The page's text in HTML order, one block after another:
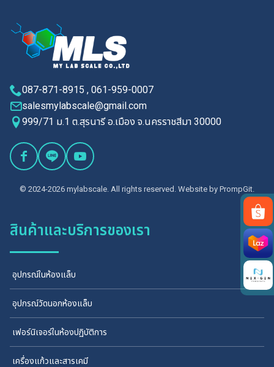
for:
087-871-8915 , 061-959-0007
salesmylabscale@gmail.com
999/71 ม.1 ต.สุรนารี อ.เมือง จ.นครราชสีมา 30000
© 2024-2026 mylabscale. All rights reserved. Website by PrompGit.
สินค้าและบริการของเรา
อุปกรณ์ในห้องแล็บ
อุปกรณ์วัดนอกห้องแล็บ
เฟอร์นิเจอร์ในห้องปฏิบัติการ
เครื่องแก้วและสารเคมี